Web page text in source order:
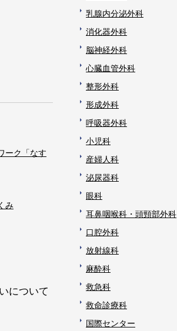
ーク「なす
み
について
乳腺内分泌外科
消化器外科
脳神経外科
心臓血管外科
整形外科
形成外科
呼吸器外科
小児科
産婦人科
泌尿器科
眼科
耳鼻咽喉科・頭頸部外科
口腔外科
放射線科
麻酔科
救急科
救命診療科
国際センター